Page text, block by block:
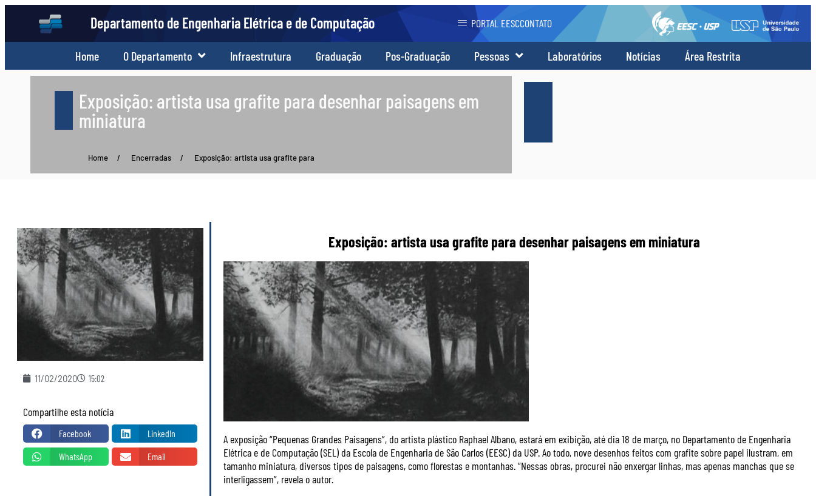
Departamento de Engenharia Elétrica e de Computação PORTAL EESCCONTATO
Home O Departamento Infraestrutura Graduação Pos-Graduação Pessoas Laboratórios Notícias Área Restrita
Exposição: artista usa grafite para desenhar paisagens em
miniatura
Home / Encerradas / Exposição: artista usa grafite para
11/02/2020 15:02
Compartilhe esta notícia
Facebook
LinkedIn
WhatsApp
Email
Exposição: artista usa grafite para desenhar paisagens em miniatura
A exposição “Pequenas Grandes Paisagens”, do artista plástico Raphael Albano, estará em exibição, até dia 18 de março, no Departamento de Engenharia
Elétrica e de Computação (SEL) da Escola de Engenharia de São Carlos (EESC) da USP. Ao todo, nove desenhos feitos com grafite sobre papel ilustram, em
tamanho miniatura, diversos tipos de paisagens, como florestas e montanhas. “Nessas obras, procurei não enxergar linhas, mas apenas manchas que se
interligassem”, revela o autor.